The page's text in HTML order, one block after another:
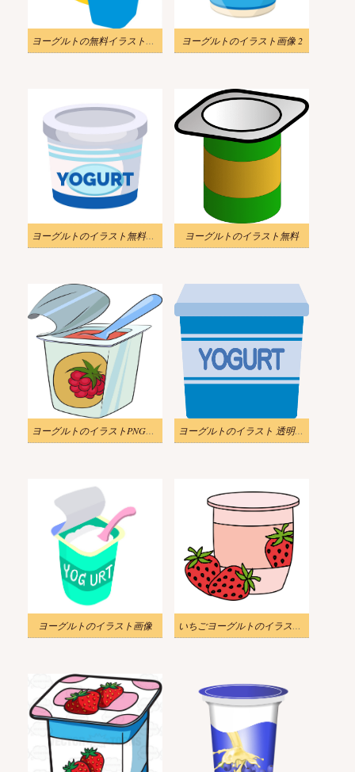
ヨーグルトの無料イラスト画像 ヨーグルトのイラスト画像 2
ヨーグルトのイラスト無料ダウンロード ヨーグルトのイラスト無料
ヨーグルトのイラストPNG無料 ヨーグルトのイラスト 透明画像
ヨーグルトのイラスト画像 いちごヨーグルトのイラスト画像 2